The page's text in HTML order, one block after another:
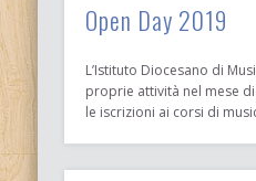
Open Day 2019
L’Istituto Diocesano di
proprie attività nel mese
le iscrizioni ai corsi di